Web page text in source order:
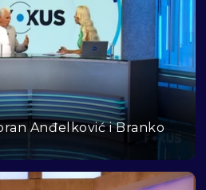
Anđelković i Branko